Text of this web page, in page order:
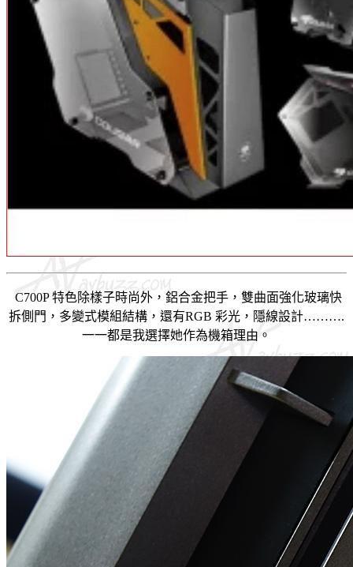
C700P 特色除樣子時尚外，鋁合金把手，雙曲面強化玻璃快
拆側門，多變式模組結構，還有RGB 彩光，隱線設計……….
一一都是我選擇她作為機箱理由。